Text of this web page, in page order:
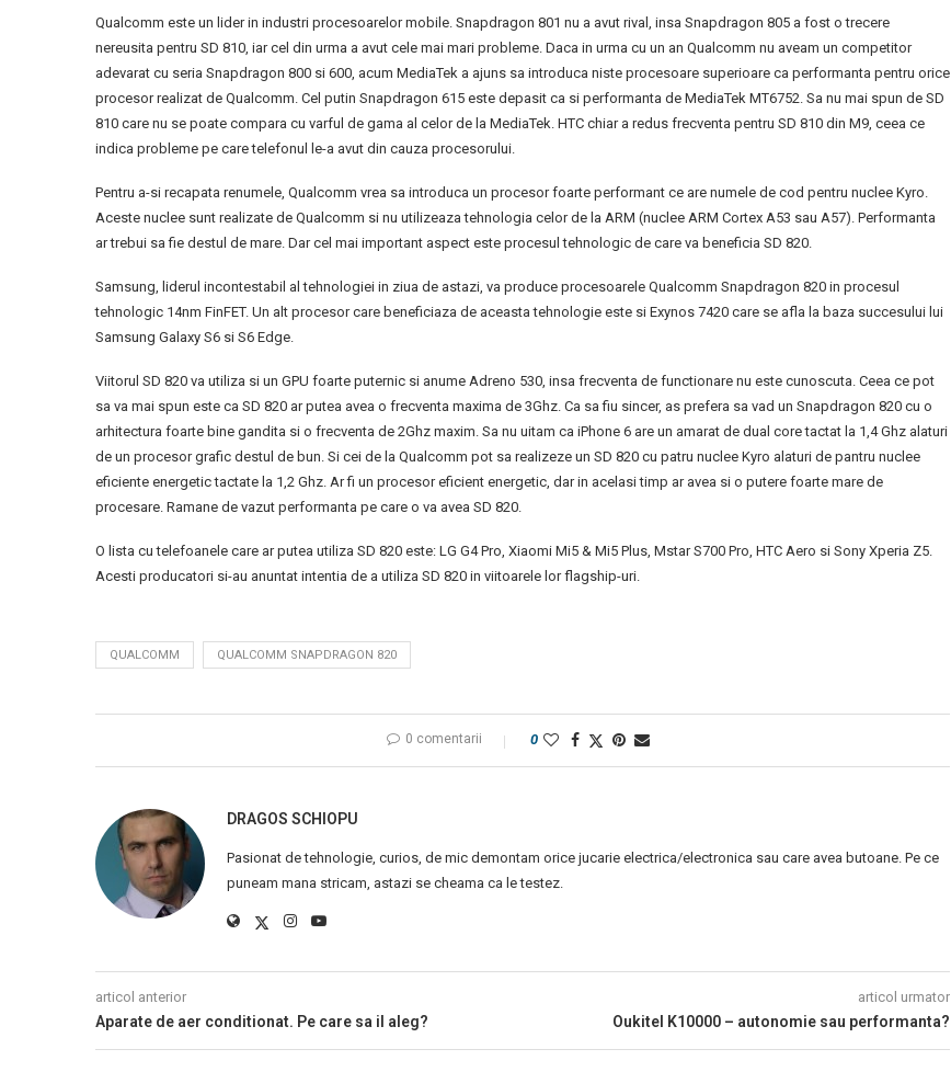
Qualcomm este un lider in industri procesoarelor mobile. Snapdragon 801 nu a avut rival, insa Snapdragon 805 a fost o trecere
nereusita pentru SD 810, iar cel din urma a avut cele mai mari probleme. Daca in urma cu un an Qualcomm nu aveam un competitor
adevarat cu seria Snapdragon 800 si 600, acum MediaTek a ajuns sa introduca niste procesoare superioare ca performanta pentru orice
procesor realizat de Qualcomm. Cel putin Snapdragon 615 este depasit ca si performanta de MediaTek MT6752. Sa nu mai spun de SD
810 care nu se poate compara cu varful de gama al celor de la MediaTek. HTC chiar a redus frecventa pentru SD 810 din M9, ceea ce
indica probleme pe care telefonul le-a avut din cauza procesorului.
Pentru a-si recapata renumele, Qualcomm vrea sa introduca un procesor foarte performant ce are numele de cod pentru nuclee Kyro.
Aceste nuclee sunt realizate de Qualcomm si nu utilizeaza tehnologia celor de la ARM (nuclee ARM Cortex A53 sau A57). Performanta
ar trebui sa fie destul de mare. Dar cel mai important aspect este procesul tehnologic de care va beneficia SD 820.
Samsung, liderul incontestabil al tehnologiei in ziua de astazi, va produce procesoarele Qualcomm Snapdragon 820 in procesul
tehnologic 14nm FinFET. Un alt procesor care beneficiaza de aceasta tehnologie este si Exynos 7420 care se afla la baza succesului lui
Samsung Galaxy S6 si S6 Edge.
Viitorul SD 820 va utiliza si un GPU foarte puternic si anume Adreno 530, insa frecventa de functionare nu este cunoscuta. Ceea ce pot
sa va mai spun este ca SD 820 ar putea avea o frecventa maxima de 3Ghz. Ca sa fiu sincer, as prefera sa vad un Snapdragon 820 cu o
arhitectura foarte bine gandita si o frecventa de 2Ghz maxim. Sa nu uitam ca iPhone 6 are un amarat de dual core tactat la 1,4 Ghz alaturi
de un procesor grafic destul de bun. Si cei de la Qualcomm pot sa realizeze un SD 820 cu patru nuclee Kyro alaturi de pantru nuclee
eficiente energetic tactate la 1,2 Ghz. Ar fi un procesor eficient energetic, dar in acelasi timp ar avea si o putere foarte mare de
procesare. Ramane de vazut performanta pe care o va avea SD 820.
O lista cu telefoanele care ar putea utiliza SD 820 este: LG G4 Pro, Xiaomi Mi5 & Mi5 Plus, Mstar S700 Pro, HTC Aero si Sony Xperia Z5.
Acesti producatori si-au anuntat intentia de a utiliza SD 820 in viitoarele lor flagship-uri.
QUALCOMM QUALCOMM SNAPDRAGON 820
0 comentarii 0
DRAGOS SCHIOPU
Pasionat de tehnologie, curios, de mic demontam orice jucarie electrica/electronica sau care avea butoane. Pe ce
puneam mana stricam, astazi se cheama ca le testez.
articol anterior
Aparate de aer conditionat. Pe care sa il aleg?
articol urmator
Oukitel K10000 – autonomie sau performanta?